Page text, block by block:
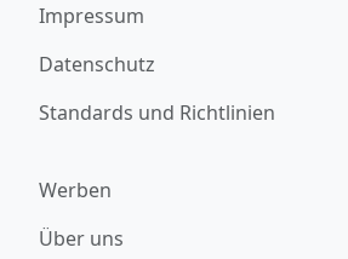
Impressum
Datenschutz
Standards und Richtlinien
Werben
Über uns